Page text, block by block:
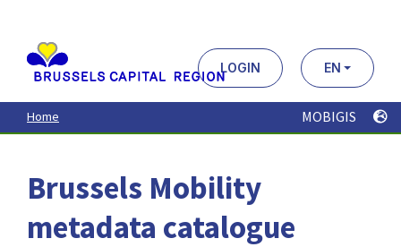
contenu
principal
LOGIN EN
Home MOBIGIS
Brussels Mobility
metadata catalogue